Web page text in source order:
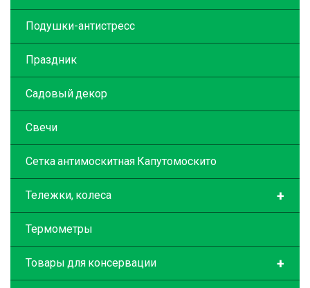
Подушки-антистресс
Праздник
Садовый декор
Свечи
Сетка антимоскитная Капутомоскито
+
Тележки, колеса
Термометры
+
Товары для консервации